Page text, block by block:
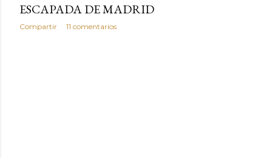
ESCAPADA DE MADRID
Compartir 11 comentarios